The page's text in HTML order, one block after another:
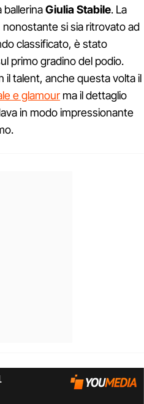
ballerinaGiulia Stabile. La
nonostante si sia ritrovato ad
classificato, è stato
primo gradino del podio.
talent, anche questa volta il
e glamour ma il dettaglio
in modo impressionante